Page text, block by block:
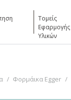
Τομείς
Εφαρμογής
Υλικών
Φορμάικα Egger